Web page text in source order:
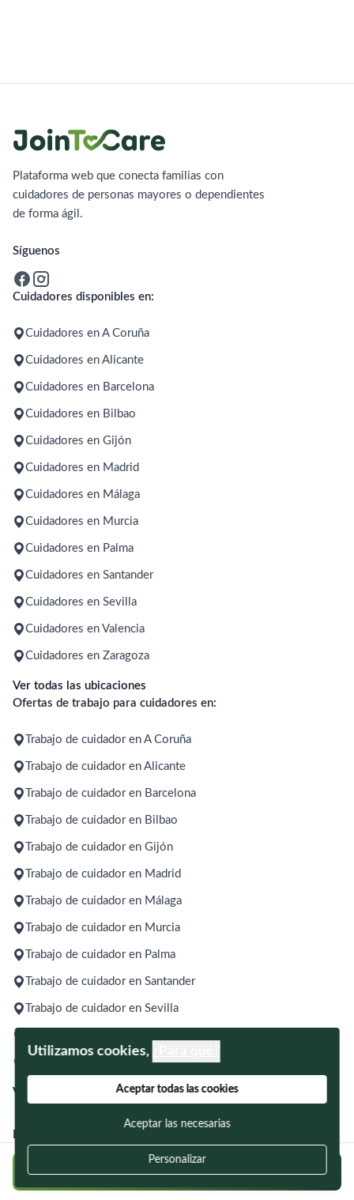
Regístrate y postúlate a ofertas en tu zona
Utilizamos cookies,
Aceptar todas las cookies
Aceptar las necesarias
Personalizar
Plataforma web que conecta familias con
cuidadores de personas mayores o dependientes
de forma ágil.
Síguenos
Cuidadores disponibles en:
Cuidadores en A Coruña
Cuidadores en Alicante
Cuidadores en Barcelona
Cuidadores en Bilbao
Cuidadores en Gijón
Cuidadores en Madrid
Cuidadores en Málaga
Cuidadores en Murcia
Cuidadores en Palma
Cuidadores en Santander
Cuidadores en Sevilla
Cuidadores en Valencia
Cuidadores en Zaragoza
Ver todas las ubicaciones
Ofertas de trabajo para cuidadores en:
Trabajo de cuidador en A Coruña
Trabajo de cuidador en Alicante
Trabajo de cuidador en Barcelona
Trabajo de cuidador en Bilbao
Trabajo de cuidador en Gijón
Trabajo de cuidador en Madrid
Trabajo de cuidador en Málaga
Trabajo de cuidador en Murcia
Trabajo de cuidador en Palma
Trabajo de cuidador en Santander
Trabajo de cuidador en Sevilla
Trabajo de cuidador en Zaragoza
Ver todas las ubicaciones
Cuidadores por horas